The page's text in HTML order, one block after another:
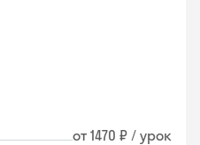
от 1470 ₽ / урок